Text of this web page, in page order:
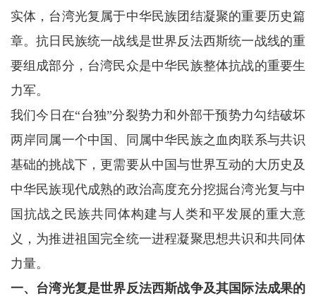
实体，台湾光复属于中华民族团结凝聚的重要历史篇
章。抗日民族统一战线是世界反法西斯统一战线的重
要组成部分，台湾民众是中华民族整体抗战的重要生
力军。
我们今日在“台独”分裂势力和外部干预势力勾结破坏
两岸同属一个中国、同属中华民族之血肉联系与共识
基础的挑战下，更需要从中国与世界互动的大历史及
中华民族现代成熟的政治高度充分挖掘台湾光复与中
国抗战之民族共同体构建与人类和平发展的重大意
义，为推进祖国完全统一进程凝聚思想共识和共同体
力量。
一、台湾光复是世界反法西斯战争及其国际法成果的